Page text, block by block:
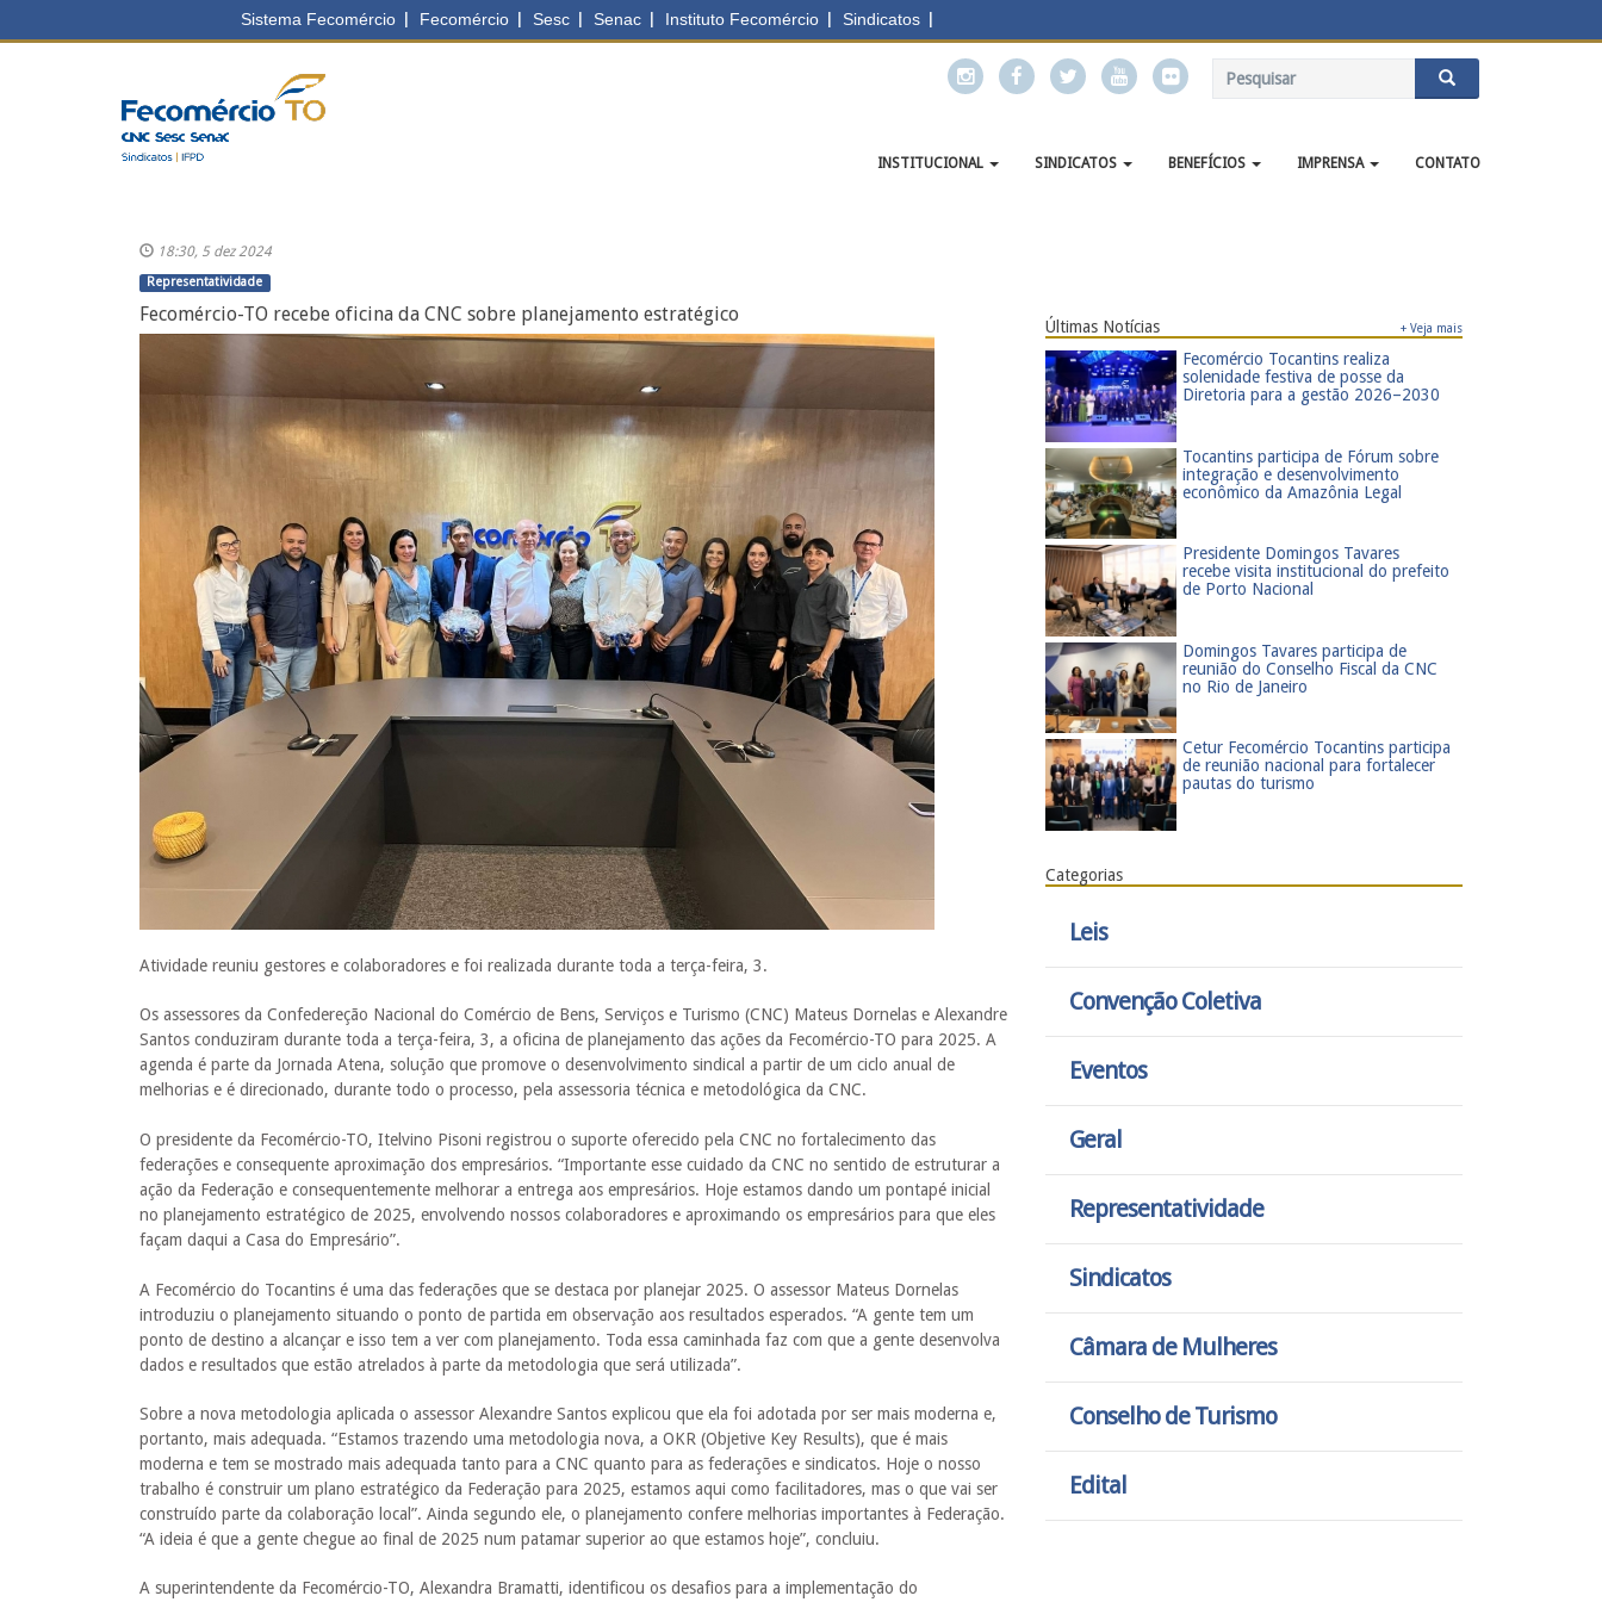
INSTITUCIONAL SINDICATOS BENEFÍCIOS IMPRENSA CONTATO
18:30, 5 dez 2024
Representatividade
Fecomércio-TO recebe oficina da CNC sobre planejamento estratégico
Atividade reuniu gestores e colaboradores e foi realizada durante toda a terça-feira, 3.
Os assessores da Confedereção Nacional do Comércio de Bens, Serviços e Turismo (CNC) Mateus Dornelas e Alexandre
Santos conduziram durante toda a terça-feira, 3, a oficina de planejamento das ações da Fecomércio-TO para 2025. A
agenda é parte da Jornada Atena, solução que promove o desenvolvimento sindical a partir de um ciclo anual de
melhorias e é direcionado, durante todo o processo, pela assessoria técnica e metodológica da CNC.
O presidente da Fecomércio-TO, Itelvino Pisoni registrou o suporte oferecido pela CNC no fortalecimento das
federações e consequente aproximação dos empresários. “Importante esse cuidado da CNC no sentido de estruturar a
ação da Federação e consequentemente melhorar a entrega aos empresários. Hoje estamos dando um pontapé inicial
no planejamento estratégico de 2025, envolvendo nossos colaboradores e aproximando os empresários para que eles
façam daqui a Casa do Empresário”.
A Fecomércio do Tocantins é uma das federações que se destaca por planejar 2025. O assessor Mateus Dornelas
introduziu o planejamento situando o ponto de partida em observação aos resultados esperados. “A gente tem um
ponto de destino a alcançar e isso tem a ver com planejamento. Toda essa caminhada faz com que a gente desenvolva
dados e resultados que estão atrelados à parte da metodologia que será utilizada”.
Sobre a nova metodologia aplicada o assessor Alexandre Santos explicou que ela foi adotada por ser mais moderna e,
portanto, mais adequada. “Estamos trazendo uma metodologia nova, a OKR (Objetive Key Results), que é mais
moderna e tem se mostrado mais adequada tanto para a CNC quanto para as federações e sindicatos. Hoje o nosso
trabalho é construir um plano estratégico da Federação para 2025, estamos aqui como facilitadores, mas o que vai ser
construído parte da colaboração local”. Ainda segundo ele, o planejamento confere melhorias importantes à Federação.
“A ideia é que a gente chegue ao final de 2025 num patamar superior ao que estamos hoje”, concluiu.
A superintendente da Fecomércio-TO, Alexandra Bramatti, identificou os desafios para a implementação do
Últimas Notícias + Veja mais
​Fecomércio Tocantins realiza
solenidade festiva de posse da
Diretoria para a gestão 2026–2030
​Tocantins participa de Fórum sobre
integração e desenvolvimento
econômico da Amazônia Legal
Presidente Domingos Tavares
recebe visita institucional do prefeito
de Porto Nacional
​Domingos Tavares participa de
reunião do Conselho Fiscal da CNC
no Rio de Janeiro
​Cetur Fecomércio Tocantins participa
de reunião nacional para fortalecer
pautas do turismo
Categorias
Leis
Convenção Coletiva
Eventos
Geral
Representatividade
Sindicatos
Câmara de Mulheres
Conselho de Turismo
Edital